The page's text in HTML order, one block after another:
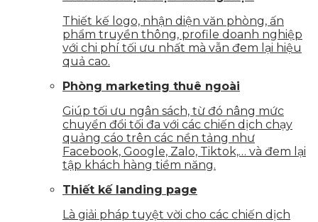
Thiết kế logo, nhận diện văn phòng, ấn
phẩm truyền thông, profile doanh nghiệp
với chi phí tối ưu nhất mà vẫn đem lại hiệu
quả cao.
Phòng marketing thuê ngoài
Giúp tối ưu ngân sách, từ đó nâng mức
chuyển đổi tối đa với các chiến dịch chạy
quảng cáo trên các nền tảng như
Facebook, Google, Zalo, Tiktok,… và đem lại
tập khách hàng tiềm năng.
Thiết kế landing page
Là giải pháp tuyệt vời cho các chiến dịch